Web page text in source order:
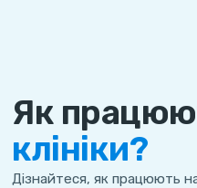
Як
клініки?
Дізнайтеся, як працюють